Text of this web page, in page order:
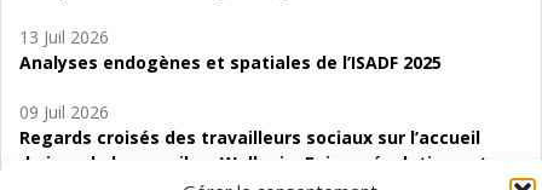
13 Juil 2026
Analyses endogènes et spatiales de l’ISADF 2025
09 Juil 2026
Regards croisés des travailleurs sociaux sur l’accueil
de jour de bas seuil en Wallonie. Enjeux, évolutions et